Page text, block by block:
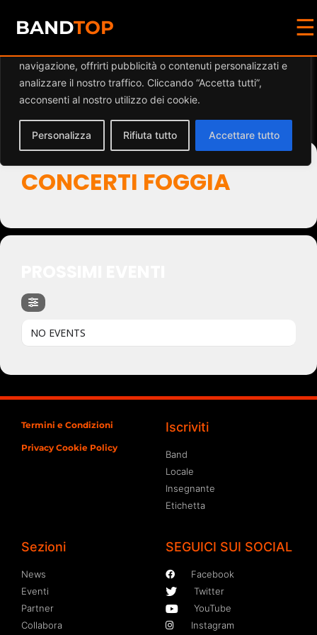
Diamo valore alla tua privacy
navigazione, offrirti pubblicità o contenuti personalizzati e
analizzare il nostro traffico. Cliccando “Accetta tutti”,
acconsenti al nostro utilizzo dei cookie.
Personalizza Rifiuta tutto Accettare tutto
BANDTOP ☰
Events by Event Type
CONCERTI FOGGIA
NO EVENTS
Termini e Condizioni
Privacy Cookie Policy
Iscriviti
Band
Locale
Insegnante
Etichetta
Sezioni
News
Eventi
Partner
Collabora
SEGUICI SUI SOCIAL
Facebook
Twitter
YouTube
Instagram